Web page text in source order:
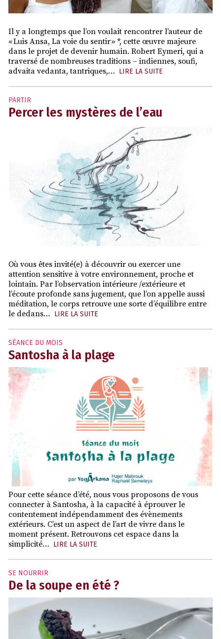
Il y a longtemps que l’on voulait rencontrer l’auteur de
« Luis Ansa, La voie du sentir » *, cette œuvre majeure
dans le projet de devenir humain. Robert Eymeri, qui a
traversé de nombreuses traditions – indiennes, soufi,
advaita vedanta, tantriques,… LIRE LA SUITE
PARTIR
Percer les mystères de l’eau
Où vous êtes invité(e) à découvrir ou exercer une
attention sensitive à votre environnement, proche et
lointain. Par l’observation intérieure /extérieure et
l’écoute profonde sans jugement, que l’on appelle aussi
méditation, le corps retrouve une sorte d’équilibre entre
le dedans… LIRE LA SUITE
SÉANCE DU MOIS
Santosha à la plage
Pour cette séance d’été, nous vous proposons de vous
connecter à Santosha, à la capacité à éprouver le
contentement indépendamment des évènements
extérieurs. C’est un aspect de l’art de vivre dans le
moment présent. Retrouvons cet espace dans la
simplicité… LIRE LA SUITE
SE NOURRIR
De la soupe en été ?